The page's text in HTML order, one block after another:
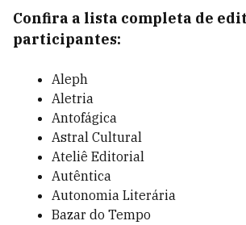
Confira a lista completa de
participantes:
Aleph
Aletria
Antofágica
Astral Cultural
Ateliê Editorial
Autêntica
Autonomia Literária
Bazar do Tempo